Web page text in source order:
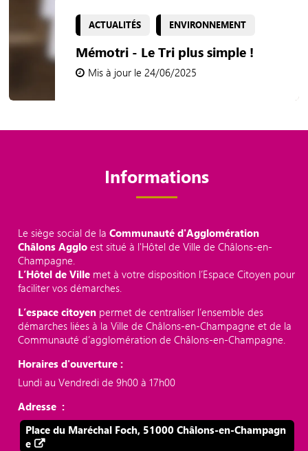
ACTUALITÉS ENVIRONNEMENT
Mémotri - Le Tri plus simple !
Mis à jour le 24/06/2025
Informations
Le siège social de laCommunauté d'Agglomération
Châlons Aggloest situé à l'Hôtel de Ville de Châlons-en-
Champagne.
L’Hôtel de Ville met à votre disposition l’Espace Citoyen pour
faciliter vos démarches.
L’espace citoyen permet de centraliser l’ensemble des
démarches liées à la Ville de Châlons-en-Champagne et de la
Communauté d’agglomération de Châlons-en-Champagne.
Horaires d'ouverture :
Lundi au Vendredi de 9h00 à 17h00
Adresse :
Place du Maréchal Foch, 51000 Châlons-en-Champagn
e